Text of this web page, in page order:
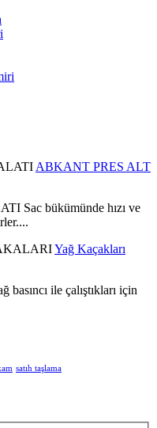
ABKANT PRES ALT
Sac bükümünde hızı ve
Yağ Kaçakları
ile çalıştıkları için
satıh taşlama